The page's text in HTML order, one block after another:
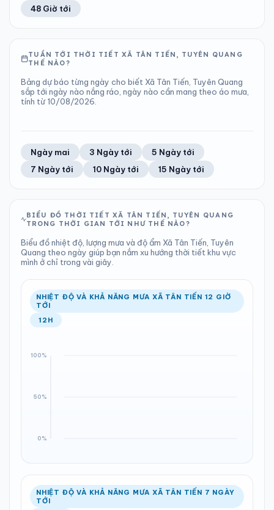
48 Giờ tới
TUẦN TỚI THỜI TIẾT XÃ TÂN TIẾN, TUYÊN QUANG
THẾ NÀO?
Bảng dự báo từng ngày cho biết Xã Tân Tiến, Tuyên Quang
sắp tới ngày nào nắng ráo, ngày nào cần mang theo áo mưa,
tính từ 10/08/2026.
Ngày mai 3 Ngày tới
5 Ngày tới
7 Ngày tới
10 Ngày tới 15 Ngày tới
BIỂU ĐỒ THỜI TIẾT XÃ TÂN TIẾN, TUYÊN QUANG
TRONG THỜI GIAN TỚI NHƯ THẾ NÀO?
Biểu đồ nhiệt độ, lượng mưa và độ ẩm Xã Tân Tiến, Tuyên
Quang theo ngày giúp bạn nắm xu hướng thời tiết khu vực
mình ở chỉ trong vài giây.
NHIỆT ĐỘ VÀ KHẢ NĂNG MƯA XÃ TÂN TIẾN 12 GIỜ
TỚI
12H
NHIỆT ĐỘ VÀ KHẢ NĂNG MƯA XÃ TÂN TIẾN 7 NGÀY
TỚI